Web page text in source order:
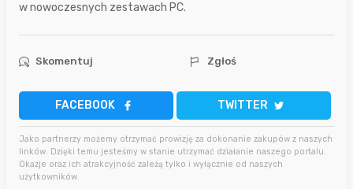
w nowoczesnych zestawach PC.
Skomentuj Zgłoś
FACEBOOK TWITTER
Jako partnerzy możemy otrzymać prowizję za dokonanie zakupów z naszych
linków. Dzięki temu jesteśmy w stanie utrzymać działanie naszego portalu.
Okazje oraz ich atrakcyjność zależą tylko i wyłącznie od naszych
użytkowników.